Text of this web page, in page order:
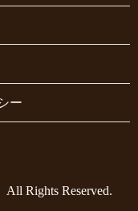
ー
Rights Reserved.